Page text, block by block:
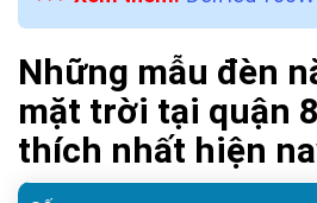
Những mẫu đèn
mặt trời tại quận
thích nhất hiện